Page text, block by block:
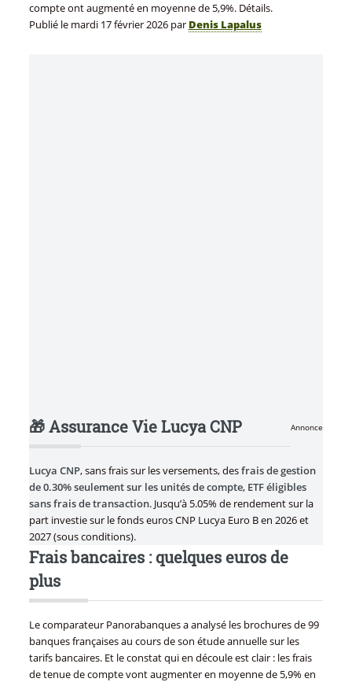
compte ont augmenté en moyenne de 5,9%. Détails.
Publié le mardi 17 février 2026par Denis Lapalus
Annonce
🎁 Assurance Vie Lucya CNP
Lucya CNP, sans frais sur les versements, desfrais de gestion
de 0.30% seulement sur les unités de compte, ETF éligibles
sans frais de transaction. Jusqu’à 5.05% de rendement sur la
part investie sur le fonds euros CNP Lucya Euro B en 2026 et
2027 (sous conditions).
Frais bancaires : quelques euros de
plus
Le comparateur Panorabanques a analysé les brochures de 99
banques françaises au cours de son étude annuelle sur les
tarifs bancaires. Et le constat qui en découle est clair : les frais
de tenue de compte vont augmenter en moyenne de 5,9% en